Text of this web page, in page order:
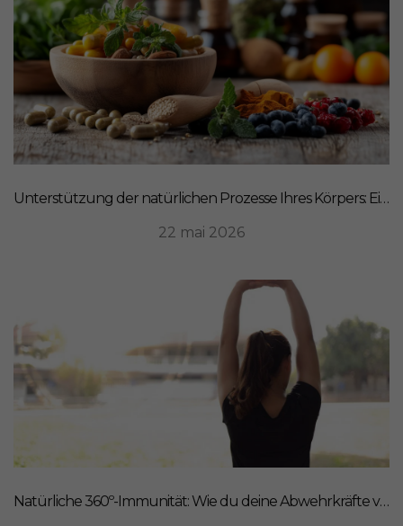
Unterstützung der natürlichen Prozesse Ihres Körpers: Ein ganzheitlicher Ansatz für Ernährung
22 mai 2026
Natürliche 360º-Immunität: Wie du deine Abwehrkräfte von innen stärkst